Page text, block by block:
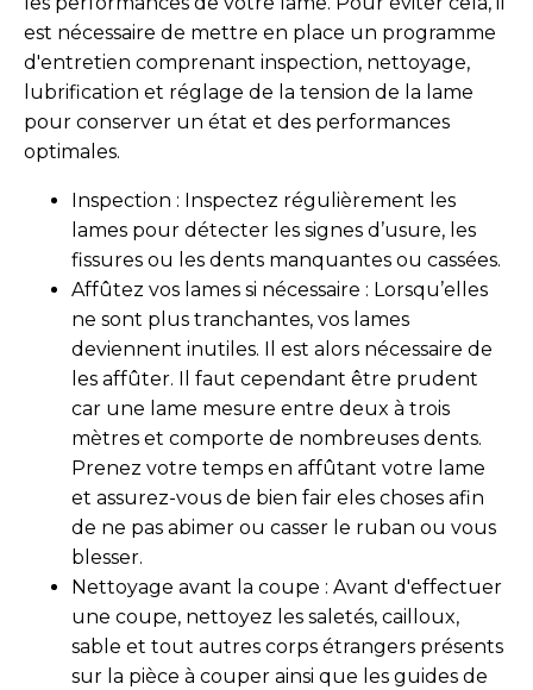
est nécessaire de mettre en place un programme
d'entretien comprenant inspection, nettoyage,
lubrification et réglage de la tension de la lame
pour conserver un état et des performances
optimales.
Inspection : Inspectez régulièrement les
lames pour détecter les signes d’usure, les
fissures ou les dents manquantes ou cassées.
Affûtez vos lames si nécessaire : Lorsqu’elles
ne sont plus tranchantes, vos lames
deviennent inutiles. Il est alors nécessaire de
les affûter. Il faut cependant être prudent
car une lame mesure entre deux à trois
mètres et comporte de nombreuses dents.
Prenez votre temps en affûtant votre lame
et assurez-vous de bien fair eles choses afin
de ne pas abimer ou casser le ruban ou vous
blesser.
Nettoyage avant la coupe : Avant d'effectuer
une coupe, nettoyez les saletés, cailloux,
sable et tout autres corps étrangers présents
sur la pièce à couper ainsi que les guides de